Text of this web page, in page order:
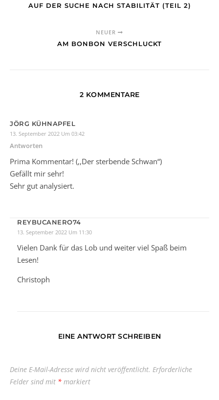
AUF DER SUCHE NACH STABILITÄT (TEIL 2)
NEUER
AM BONBON VERSCHLUCKT
2 KOMMENTARE
JÖRG KÜHNAPFEL
13. September 2022 Um 03:42
Antworten
Prima Kommentar! (,,Der sterbende Schwan“)
Gefällt mir sehr!
Sehr gut analysiert.
REYBUCANERO74
13. September 2022 Um 11:30
Vielen Dank für das Lob und weiter viel Spaß beim
Lesen!
Christoph
EINE ANTWORT SCHREIBEN
Deine E-Mail-Adresse wird nicht veröffentlicht. Erforderliche
Felder sind mit * markiert